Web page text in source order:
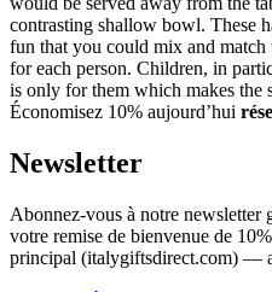
contrasting shallow bowl. These
fun that you could mix and match
for each person. Children, in
is only for them which makes the
Économisez 10% aujourd’hui
Newsletter
Abonnez-vous à notre
votre remise de bienvenue de
principal (italygiftsdirect.com) —